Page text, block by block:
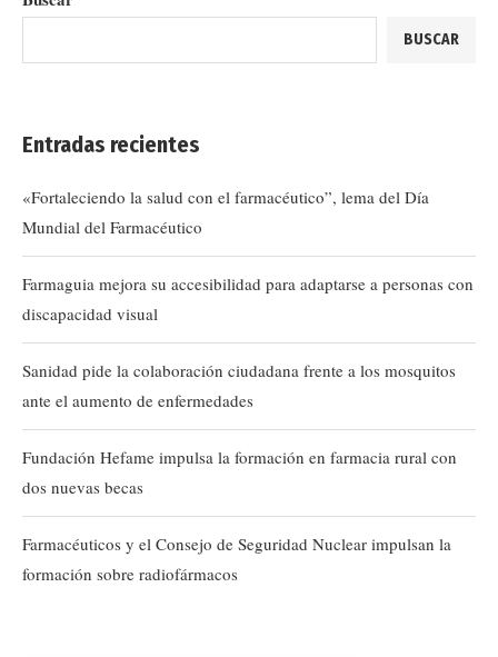
BUSCAR
Entradas recientes
«Fortaleciendo la salud con el farmacéutico”, lema del Día
Mundial del Farmacéutico
Farmaguia mejora su accesibilidad para adaptarse a personas con
discapacidad visual
Sanidad pide la colaboración ciudadana frente a los mosquitos
ante el aumento de enfermedades
Fundación Hefame impulsa la formación en farmacia rural con
dos nuevas becas
Farmacéuticos y el Consejo de Seguridad Nuclear impulsan la
formación sobre radiofármacos